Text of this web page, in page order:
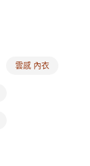
成。
，需透過AFTEE先享
繫「AFTEE先享後付
雲感 內衣